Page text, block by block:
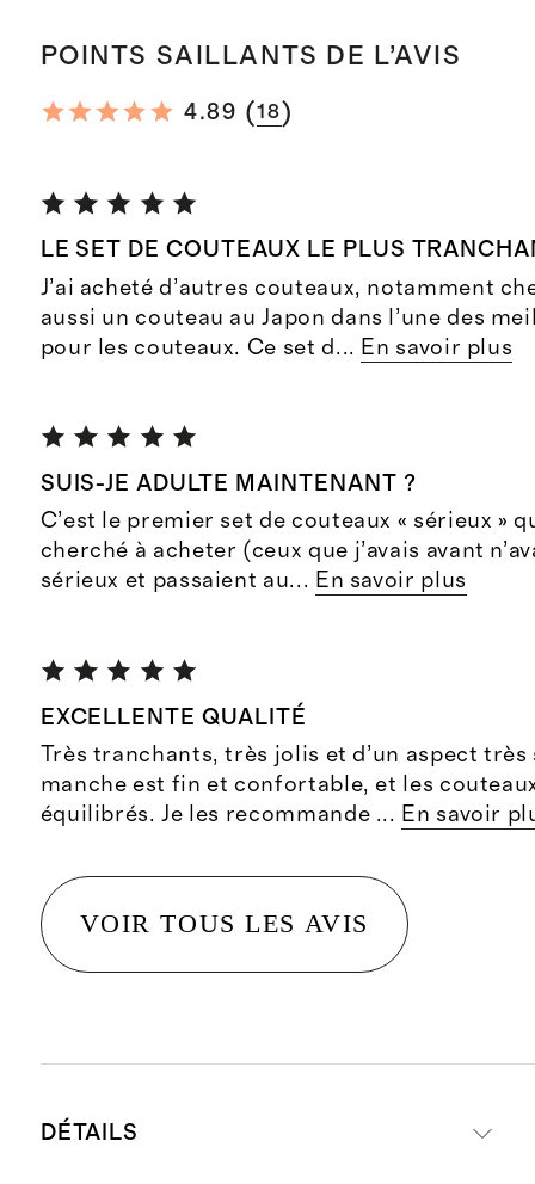
POINTS SAILLANTS DE L’AVIS
4.89 (18)
LE SET DE COUTEAUX LE PLUS
J’ai acheté d’autres couteaux, notamment
aussi un couteau au Japon dans l’une des
pour les couteaux. Ce set d... En savoir plus
SUIS-JE ADULTE MAINTENANT ?
C’est le premier set de couteaux « sérieux »
cherché à acheter (ceux que j’avais avant
sérieux et passaient au... En savoir plus
EXCELLENTE QUALITÉ
Très tranchants, très jolis et d’un aspect très
manche est fin et confortable, et les
équilibrés. Je les recommande ... En savoir
VOIR TOUS LES AVIS
DÉTAILS